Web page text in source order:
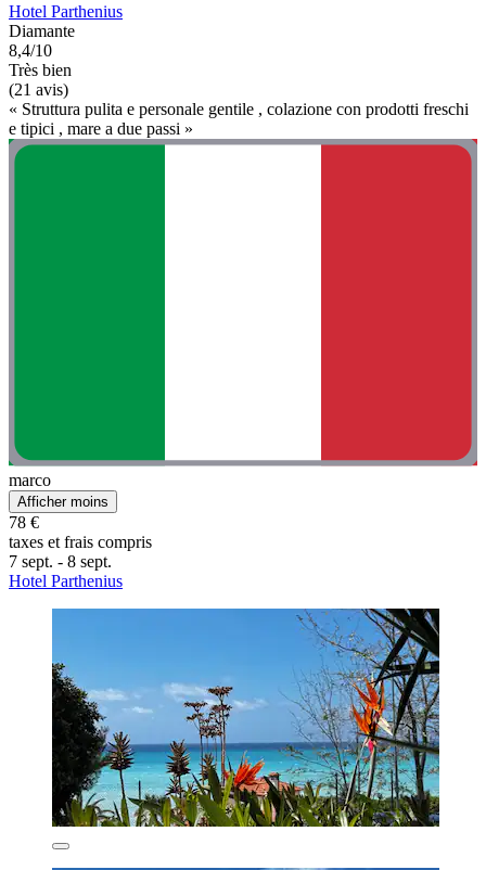
Hotel Parthenius
Diamante
8,4/10
Très bien
(21 avis)
« Struttura pulita e personale gentile , colazione con prodotti freschi
e tipici , mare a due passi »
marco
Afficher moins
78 €
taxes et frais compris
7 sept. - 8 sept.
Hotel Parthenius